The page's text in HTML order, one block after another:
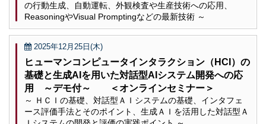
の行動生成、自動運転、外観検査や生産技術への応用、
ReasoningやVisual Promptingなどの最新技術 ～
2025年12月25日(木)
ヒューマンコンピュータインタラクション（HCI）の
基礎と生成AIを用いた対話型AIシステム開発への応
用 ～デモ付～ ＜オンラインセミナー＞
～ ＨＣＩの基礎、対話型ＡＩシステムの基礎、インタフェ
ース評価手法とそのポイント、生成ＡＩを活用した対話型Ａ